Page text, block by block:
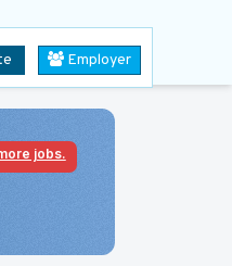
Employer
jobs.